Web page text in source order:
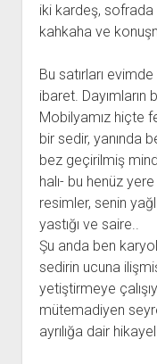
iki kardeş, sofrada
kahkaha ve
Bu satırları
ibaret. Dayımların
Mobilyamız hiçte
bir sedir, yanında
bez geçirilmiş
halı- bu henüz
resimler, senin
yastığı ve saire..
Şu anda ben
sedirin ucuna
yetiştirmeye
mütemadiyen
ayrılığa dair